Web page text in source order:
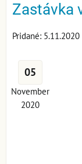
Zastávka
Pridané:
05
November
2020